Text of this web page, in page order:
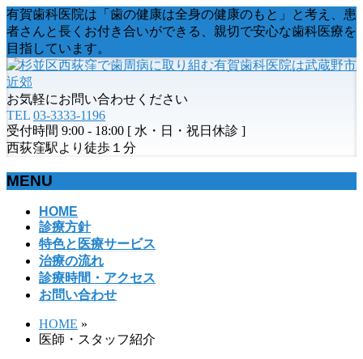
有賀歯科医院は「歯の健康は全身の健康のもと」と考え、患
者さんと長くお付き合いができる、親切で安心な歯科医療を
目指しています。
お気軽にお問い合わせください
TEL 03-3333-1196
受付時間 9:00 - 18:00 [ 水・日・祝日休診 ]
西荻窪駅より徒歩１分
MENU
HOME
診療方針
特色と医療サービス
治療の流れ
診療時間・アクセス
お問い合わせ
HOME »
医師・スタッフ紹介